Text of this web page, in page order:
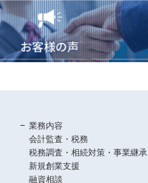
業務内容
会計監査・税務
税務調査・相続対策・事業継承
新規創業支援
融資相談